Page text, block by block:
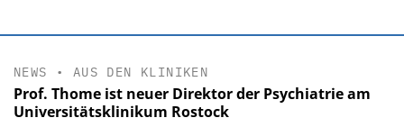
NEWS • AUS DEN KLINIKEN
Prof. Thome ist neuer Direktor der Psychiatrie am
Universitätsklinikum Rostock